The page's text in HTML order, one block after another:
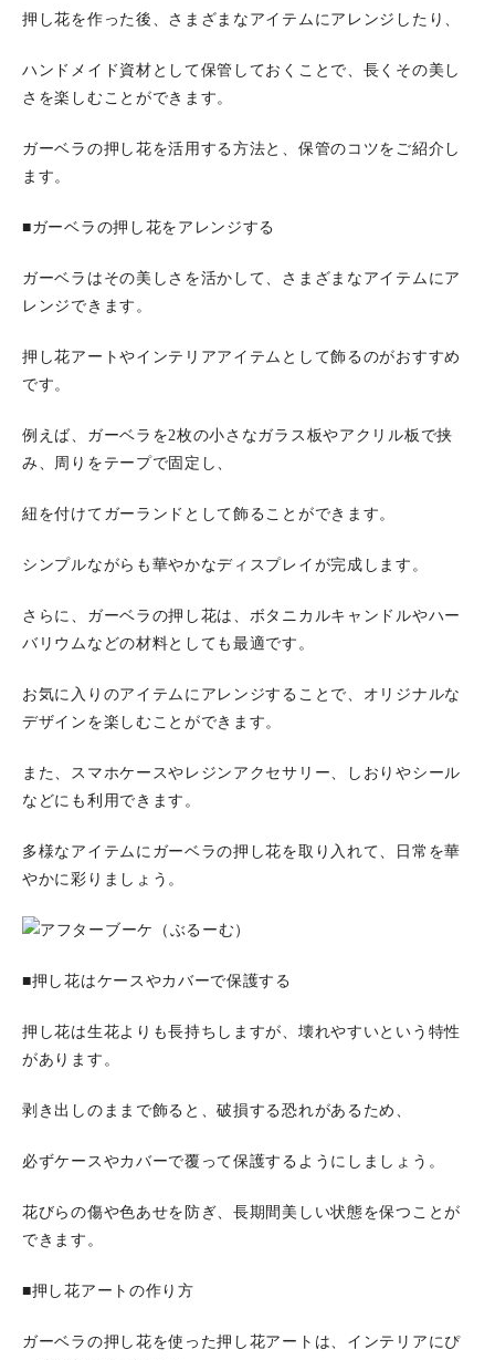
押し花を作った後、さまざまなアイテムにアレンジしたり、
ハンドメイド資材として保管しておくことで、長くその美し
さを楽しむことができます。
ガーベラの押し花を活用する方法と、保管のコツをご紹介し
ます。
■ガーベラの押し花をアレンジする
ガーベラはその美しさを活かして、さまざまなアイテムにア
レンジできます。
押し花アートやインテリアアイテムとして飾るのがおすすめ
です。
例えば、ガーベラを2枚の小さなガラス板やアクリル板で挟
み、周りをテープで固定し、
紐を付けてガーランドとして飾ることができます。
シンプルながらも華やかなディスプレイが完成します。
さらに、ガーベラの押し花は、ボタニカルキャンドルやハー
バリウムなどの材料としても最適です。
お気に入りのアイテムにアレンジすることで、オリジナルな
デザインを楽しむことができます。
また、スマホケースやレジンアクセサリー、しおりやシール
などにも利用できます。
多様なアイテムにガーベラの押し花を取り入れて、日常を華
やかに彩りましょう。
■押し花はケースやカバーで保護する
押し花は生花よりも長持ちしますが、壊れやすいという特性
があります。
剥き出しのままで飾ると、破損する恐れがあるため、
必ずケースやカバーで覆って保護するようにしましょう。
花びらの傷や色あせを防ぎ、長期間美しい状態を保つことが
できます。
■押し花アートの作り方
ガーベラの押し花を使った押し花アートは、インテリアにぴ